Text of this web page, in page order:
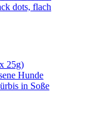
dots, flach
25g)
Hunde
in Soße